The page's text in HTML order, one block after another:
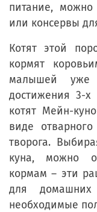
питание,
или консервы
Котят этой
кормят
малышей уже
достижения 3-х
котят Мейн-
виде
творога.
куна, можно
кормам – эти
для
необходимые